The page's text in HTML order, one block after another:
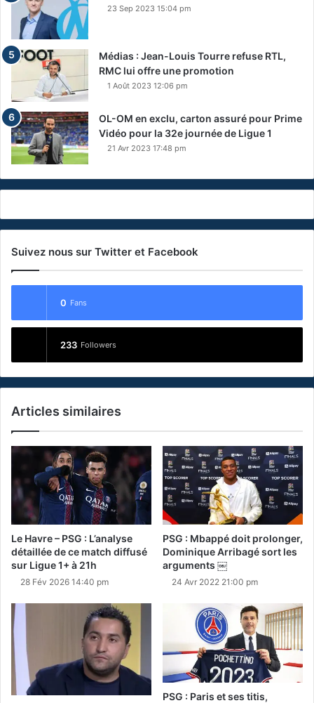
23 Sep 2023 15:04 pm
Médias : Jean-Louis Tourre refuse RTL,
RMC lui offre une promotion
1 Août 2023 12:06 pm
OL-OM en exclu, carton assuré pour Prime
Vidéo pour la 32e journée de Ligue 1
21 Avr 2023 17:48 pm
Suivez nous sur Twitter et Facebook
0 Fans
233 Followers
Articles similaires
Le Havre – PSG : L’analyse
détaillée de ce match diffusé
sur Ligue 1+ à 21h
28 Fév 2026 14:40 pm
PSG : Mbappé doit prolonger,
Dominique Arribagé sort les
arguments ￼
24 Avr 2022 21:00 pm
PSG : Paris et ses titis,